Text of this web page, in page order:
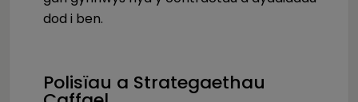
dod i ben.
Polisïau a Strategaethau